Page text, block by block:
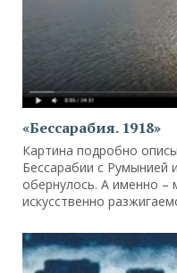
«Бессарабия. 1918»
Картина подробно
Бессарабии с Румынией
обернулось. А именно
искусственно